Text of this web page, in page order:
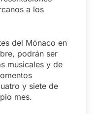
a los
del Mónaco en
podrán ser
musicales y de
y siete de
mes.